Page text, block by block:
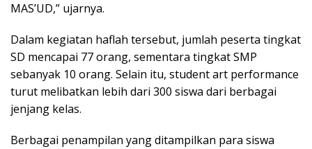
MAS’UD,” ujarnya.
Dalam kegiatan haflah tersebut, jumlah peserta tingkat
SD mencapai 77 orang, sementara tingkat SMP
sebanyak 10 orang. Selain itu, student art performance
turut melibatkan lebih dari 300 siswa dari berbagai
jenjang kelas.
Berbagai penampilan yang ditampilkan para siswa